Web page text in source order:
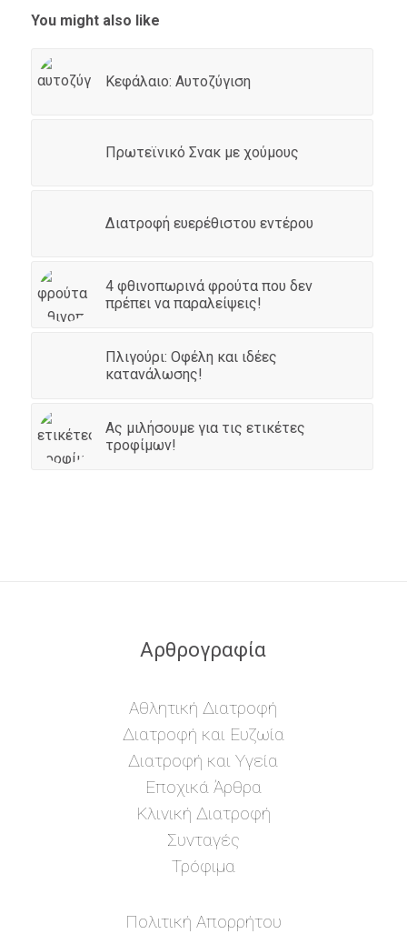
You might also like
Κεφάλαιο: Αυτοζύγιση
Πρωτεϊνικό Σνακ με χούμους
Διατροφή ευερέθιστου εντέρου
4 φθινοπωρινά φρούτα που δεν
πρέπει να παραλείψεις!
Πλιγούρι: Οφέλη και ιδέες
κατανάλωσης!
Ας μιλήσουμε για τις ετικέτες
τροφίμων!
Αρθρογραφία
Αθλητική Διατροφή
Διατροφή και Ευζωία
Διατροφή και Υγεία
Εποχικά Άρθρα
Κλινική Διατροφή
Συνταγές
Τρόφιμα
Πολιτική Απορρήτου